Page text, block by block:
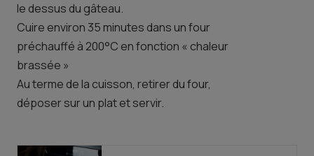
le dessus du gâteau.
Cuire environ 35 minutes dans un four
préchauffé à 200°C en fonction « chaleur
brassée »
Au terme de la cuisson, retirer du four,
déposer sur un plat et servir.